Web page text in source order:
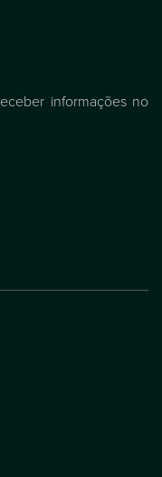
informações no